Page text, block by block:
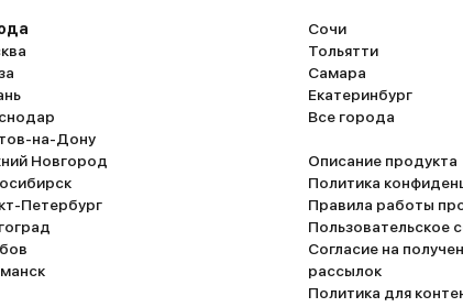
то непонятным. Ткань маркая, на
от всего. На мультимедиа
фильмы. Это вообще ерунда какая-
– это полный провал. Андроид для
У руля нет
Заднее стекло
Но это мелочи,
Едет Куга великолепно. Даже не
Форд – это всегда Форд,
марку.
на-Дону
Новгород
Петербург
Сочи
Тольятти
Самара
Екатеринбург
Все города
Описание продукта
Политика
Правила работы
Пользовательское
Согласие на
рассылок
Политика для